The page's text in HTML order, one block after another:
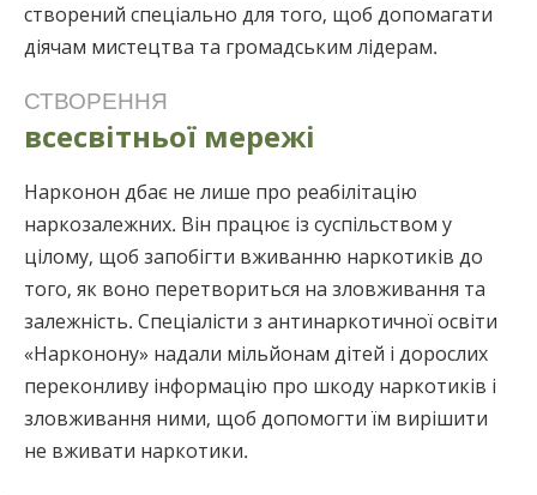
створений спеціально для того, щоб допомагати
діячам мистецтва та громадським лідерам.
СТВОРЕННЯ
всесвітньої мережі
Нарконон дбає не лише про реабілітацію
наркозалежних. Він працює із суспільством у
цілому, щоб запобігти вживанню наркотиків до
того, як воно перетвориться на зловживання та
залежність. Спеціалісти з антинаркотичної освіти
«Нарконону» надали мільйонам дітей і дорослих
переконливу інформацію про шкоду наркотиків і
зловживання ними, щоб допомогти їм вирішити
не вживати наркотики.